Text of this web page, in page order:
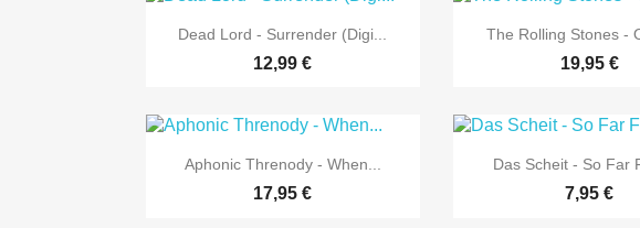
 Vorschau
Dead Lord - Surrender (Digi...
12,99 €

The Rolling Stones -
19,95 €
 Vorschau
Aphonic Threnody - When...
17,95 €

Das Scheit - So Far
7,95 €